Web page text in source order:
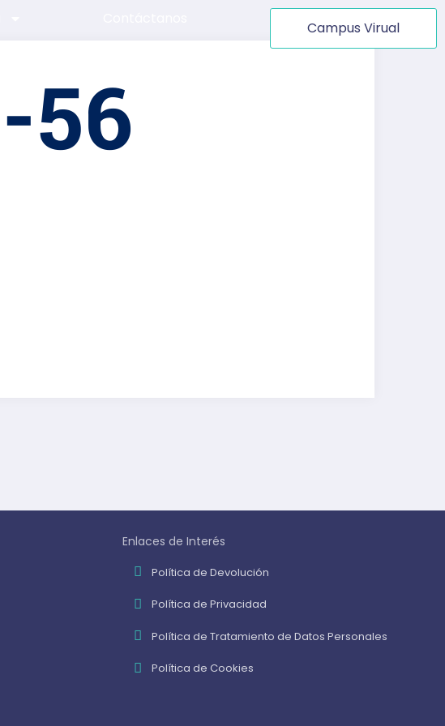
Campus Virual
56
Enlaces de Interés
Política de Devolución
Política de Privacidad
Política de Tratamiento de Datos Personales
Política de Cookies